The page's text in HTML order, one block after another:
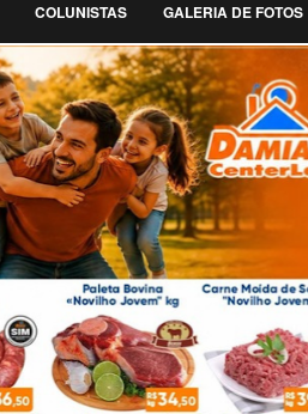
COLUNISTAS GALERIA DE FOTOS